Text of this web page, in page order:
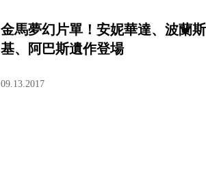
金馬夢幻片單！安妮華達、波蘭斯
基、阿巴斯遺作登場
09.13.2017